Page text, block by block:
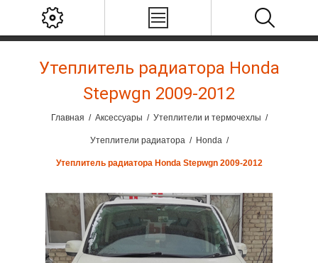
Утеплитель радиатора Honda
Stepwgn 2009-2012
Главная / Аксессуары / Утеплители и термочехлы /
Утеплители радиатора / Honda /
Утеплитель радиатора Honda Stepwgn 2009-2012